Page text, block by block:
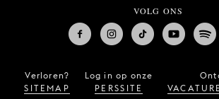
VOLG ONS
Verloren?
SITEMAP
Log in op onze
PERSSITE